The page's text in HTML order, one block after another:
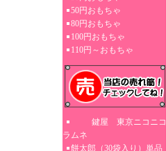
50円おもちゃ
80円おもちゃ
100円おもちゃ
110円～おもちゃ
鍵屋 東京ニコニコ
ラムネ
餅太郎（30袋入り）単品